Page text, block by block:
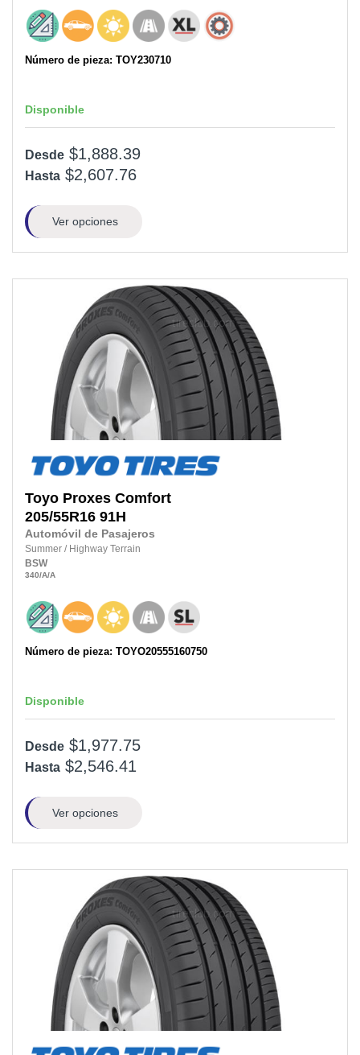
Número de pieza: TOY230710
Disponible
Desde $1,888.39
Hasta $2,607.76
Ver opciones
Toyo Proxes Comfort
205/55R16 91H
Automóvil de Pasajeros
Summer / Highway Terrain
BSW
340/A/A
Número de pieza: TOYO20555160750
Disponible
Desde $1,977.75
Hasta $2,546.41
Ver opciones